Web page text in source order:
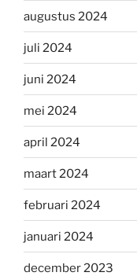
augustus 2024
juli 2024
juni 2024
mei 2024
april 2024
maart 2024
februari 2024
januari 2024
december 2023